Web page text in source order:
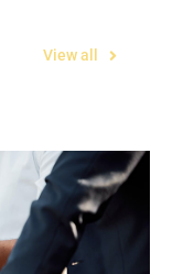
View all